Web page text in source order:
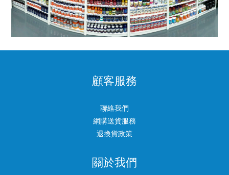
顧客服務
聯絡我們
網購送貨服務
退換貨政策
關於我們